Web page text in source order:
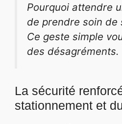
Pourquoi attendre
de prendre soin de
Ce geste simple
des désagréments.
La sécurité
stationnement et